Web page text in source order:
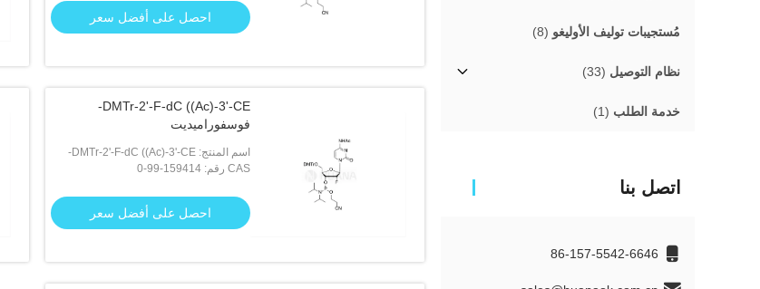
مُستجيبات توليف الأوليغو (8)
نظام التوصيل (33)
خدمة الطلب (1)
اتصل بنا
86-157-5542-6646
احصل على أفضل سعر
DMTr-2'-F-dC ((Ac)-3'-CE-
فوسفوراميديت
اسم المنتج: DMTr-2'-F-dC ((Ac)-3'-CE-
فوسفوراميديت
CAS رقم: 159414-99-0
احصل على أفضل سعر